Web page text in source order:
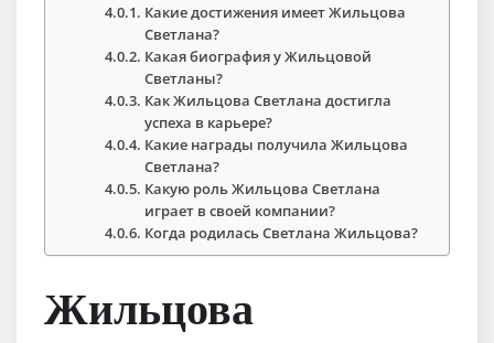
Какие достижения имеет Жильцова
Светлана?
Какая биография у Жильцовой
Светланы?
Как Жильцова Светлана достигла
успеха в карьере?
Какие награды получила Жильцова
Светлана?
Какую роль Жильцова Светлана
играет в своей компании?
Когда родилась Светлана Жильцова?
Жильцова